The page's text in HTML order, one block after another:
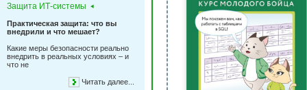
Защита ИТ-системы
Практическая защита: что вы
внедрили и что мешает?
Какие меры безопасности реально
внедрить в реальных условиях – и
что не
Читать далее...